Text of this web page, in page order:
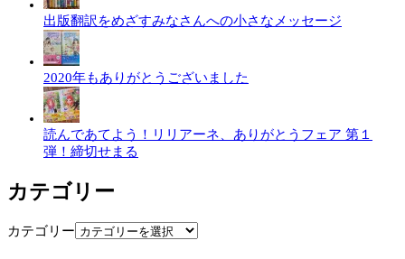
出版翻訳をめざすみなさんへの小さなメッセージ
2020年もありがとうございました
読んであてよう！リリアーネ、ありがとうフェア 第１
弾！締切せまる
カテゴリー
カテゴリー